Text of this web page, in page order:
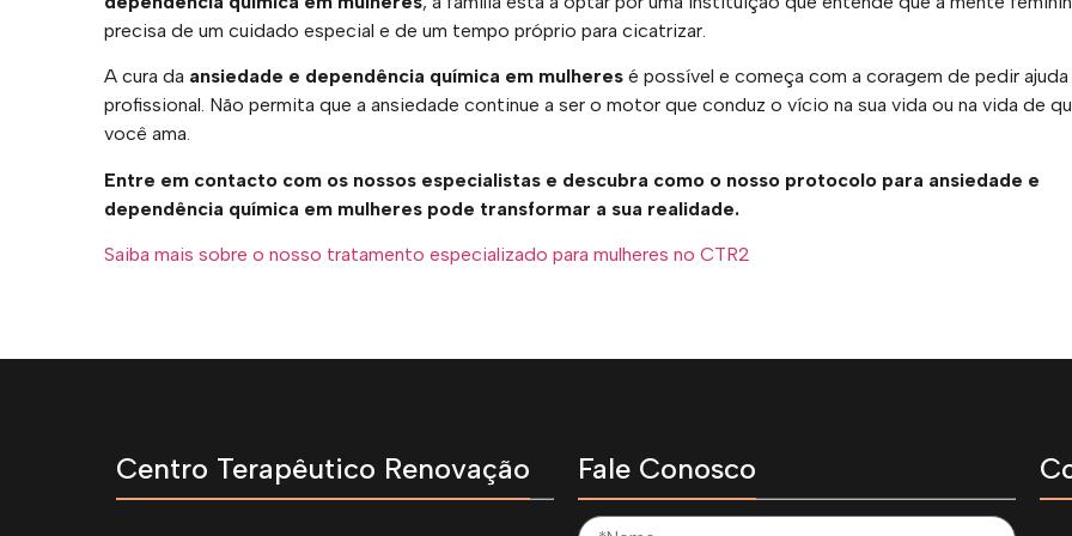
precisa de um cuidado especial e de um tempo próprio para cicatrizar.
A cura da ansiedade e dependência química em mulheres é possível e começa com a coragem de pedir ajuda
profissional. Não permita que a ansiedade continue a ser o motor que conduz o vício na sua vida ou na vida de
você ama.
Entre em contacto com os nossos especialistas e descubra como o nosso protocolo para ansiedade e
dependência química em mulheres pode transformar a sua realidade.
Saiba mais sobre o nosso tratamento especializado para mulheres no CTR2
Centro Terapêutico Renovação Fale Conosco